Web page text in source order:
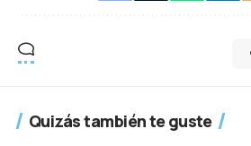
Quizás también te guste